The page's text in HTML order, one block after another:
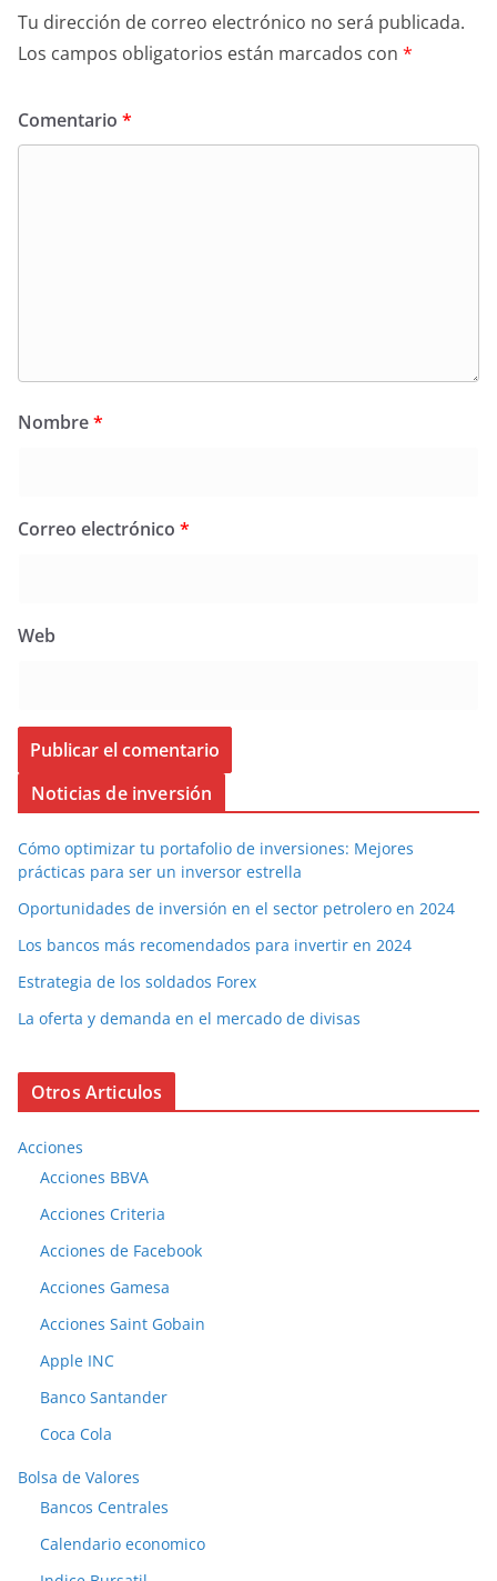
Tu dirección de correo electrónico no será publicada.
Los campos obligatorios están marcados con *
Comentario *
Nombre*
Correo electrónico *
Web
Noticias de inversión
Cómo optimizar tu portafolio de inversiones: Mejores
prácticas para ser un inversor estrella
Oportunidades de inversión en el sector petrolero en 2024
Los bancos más recomendados para invertir en 2024
Estrategia de los soldados Forex
La oferta y demanda en el mercado de divisas
Otros Articulos
Acciones
Acciones BBVA
Acciones Criteria
Acciones de Facebook
Acciones Gamesa
Acciones Saint Gobain
Apple INC
Banco Santander
Coca Cola
Bolsa de Valores
Bancos Centrales
Calendario economico